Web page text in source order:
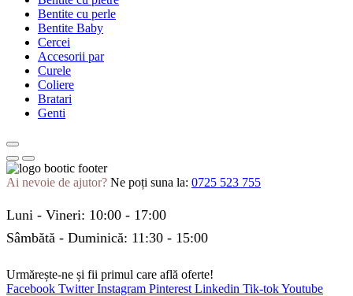
Bentite cu perle
Bentite Baby
Cercei
Accesorii par
Curele
Coliere
Bratari
Genti
Ai nevoie de ajutor? Ne poți suna la: 0725 523 755
Luni - Vineri: 10:00 - 17:00
Sâmbătă - Duminică: 11:30 - 15:00
Urmărește-ne și fii primul care află oferte!
Facebook Twitter Instagram Pinterest Linkedin Tik-tokYoutube